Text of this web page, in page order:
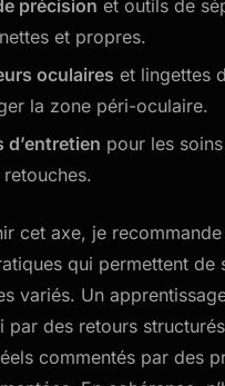
précision et outils de
et propres.
oculaires et lingettes
la zone péri-oculaire.
d’entretien pour les
cet axe, je
qui permettent de
variés. Un
par des retours
commentés par des